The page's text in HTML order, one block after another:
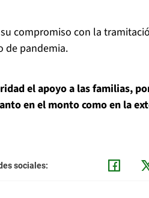
compromiso con la
de pandemia.
el apoyo a las familias,
en el monto como en la
sociales: